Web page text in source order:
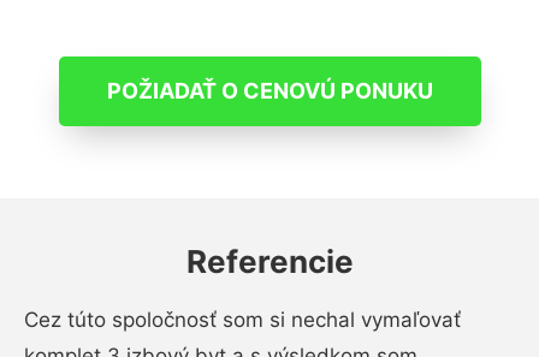
POŽIADAŤ O CENOVÚ PONUKU
Referencie
Cez túto spoločnosť som si nechal vymaľovať